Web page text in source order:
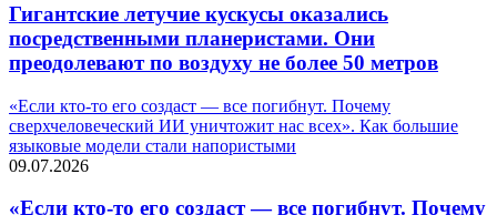
Гигантские летучие кускусы оказались
посредственными планеристами. Они
преодолевают по воздуху не более 50 метров
«Если кто-то его создаст — все погибнут. Почему
сверхчеловеческий ИИ уничтожит нас всех». Как большие
языковые модели стали напористыми
09.07.2026
«Если кто-то его создаст — все погибнут. Почему